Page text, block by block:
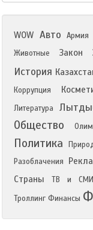
WOW Авто Армия
Животные
Закон
История
Коррупция
Литература
Общество
Политика
Разоблачения
Страны
ТВ и СМИ
Троллинг Финансы